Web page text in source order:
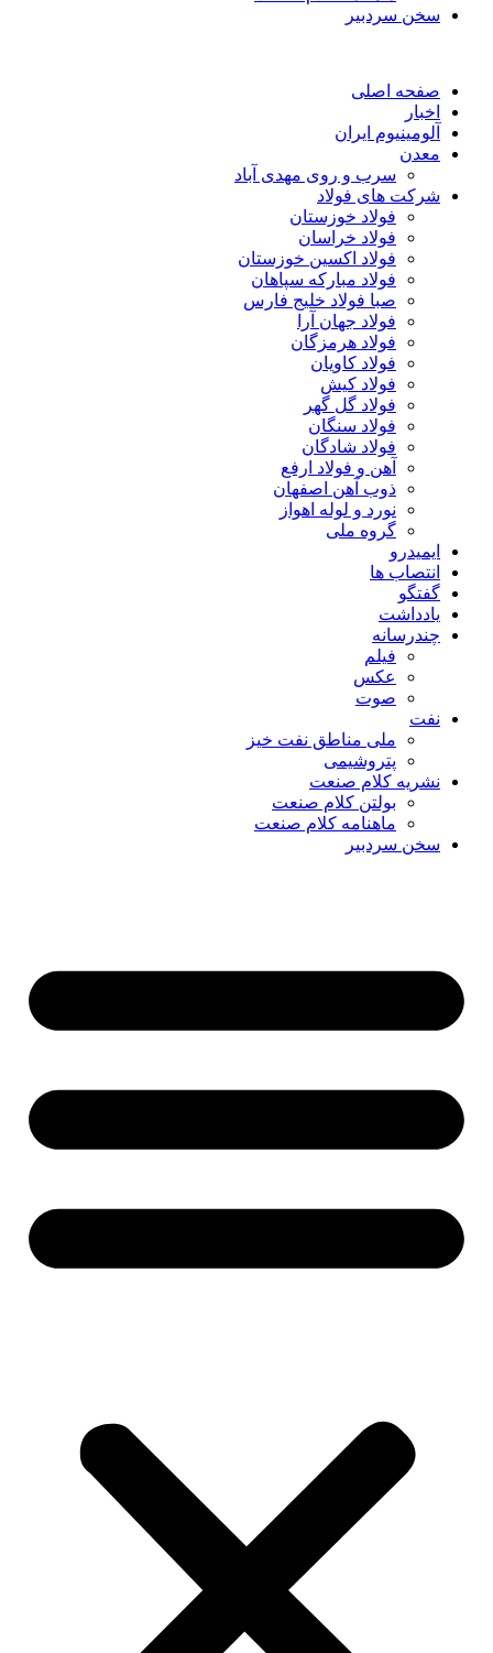
سخن سردبیر
صفحه اصلی
اخبار
آلومینیوم ایران
معدن
سرب و روی مهدی آباد
شرکت های فولاد
فولاد خوزستان
فولاد خراسان
فولاد اکسین خوزستان
فولاد مبارکه سپاهان
صبا فولاد خلیج فارس
فولاد جهان آرا
فولاد هرمزگان
فولاد کاویان
فولاد کیش
فولاد گل گهر
فولاد سنگان
فولاد شادگان
آهن و فولاد ارفع
ذوب آهن اصفهان
نورد و لوله اهواز
گروه ملی
ایمیدرو
انتصاب ها
گفتگو
یادداشت
چندرسانه
فیلم
عکس
صوت
نفت
ملی مناطق نفت خیز
پتروشیمی
نشریه کلام صنعت
بولتن کلام صنعت
ماهنامه کلام صنعت
سخن سردبیر